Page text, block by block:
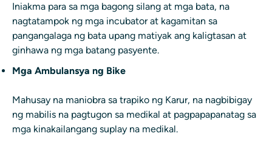
Iniakma para sa mga bagong silang at mga bata, na
nagtatampok ng mga incubator at kagamitan sa
pangangalaga ng bata upang matiyak ang kaligtasan at
ginhawa ng mga batang pasyente.
Mga Ambulansya ng Bike
Mahusay na maniobra sa trapiko ng Karur, na nagbibigay
ng mabilis na pagtugon sa medikal at pagpapapanatag sa
mga kinakailangang suplay na medikal.